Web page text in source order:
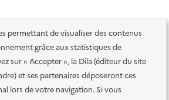
permettant de visualiser des contenus
grâce aux statistiques de
sur « Accepter », la Dila (éditeur du site
et ses partenaires déposeront ces
lors de votre navigation. Si vous
: totalement conforme
Accessibilité des